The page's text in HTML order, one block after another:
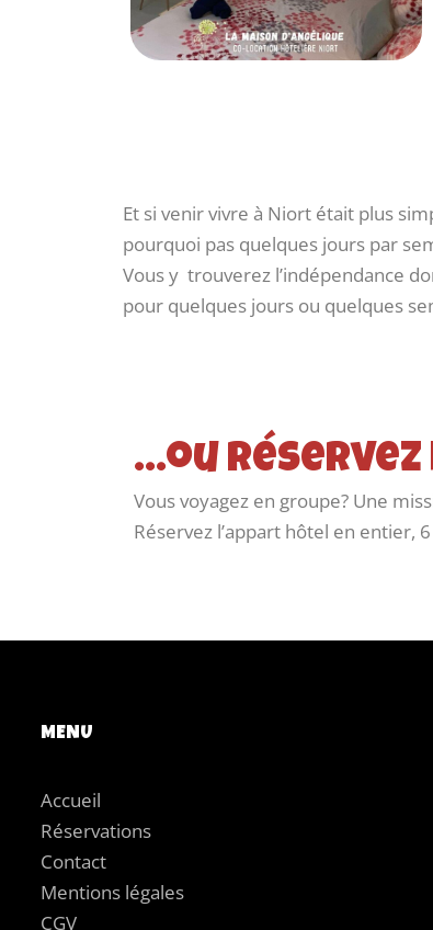
Et si venir vivre à Niort était plus
pourquoi pas quelques jours par
Vous y trouverez l’indépendance
pour quelques jours ou quelques
...ou
Vous voyagez en groupe? Une
Réservez l’appart hôtel en entier,
MENU
Accueil
Réservations
Contact
Mentions légales
CGV